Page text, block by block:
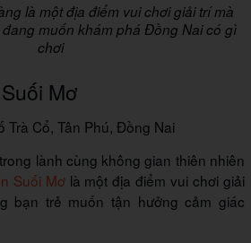
là một địa điểm vui chơi giải trí mà
muốn khám phá Đồng Nai có gì
chơi
Mơ
Trà Cổ, Tân Phú, Đồng Nai
lành cùng không gian thiên nhiên
Suối Mơlà một địa điểm vui chơi giải
bạn trẻ muốn tận hưởng cảm giác